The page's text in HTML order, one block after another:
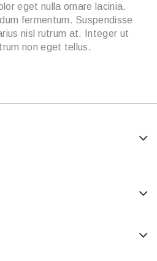
eget nulla ornare lacinia.
fermentum. Suspendisse
nisl rutrum at. Integer ut
non eget tellus.